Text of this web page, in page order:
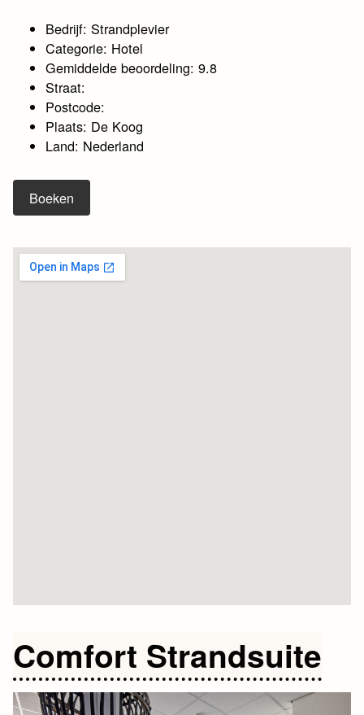
Bedrijf: Strandplevier
Categorie: Hotel
Gemiddelde beoordeling: 9.8
Straat:
Postcode:
Plaats: De Koog
Land: Nederland
Boeken
Comfort Strandsuite